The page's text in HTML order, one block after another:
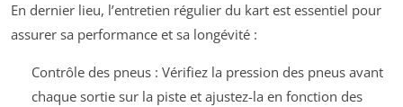
En dernier lieu, l’entretien régulier du kart est essentiel pour
assurer sa performance et sa longévité :
Contrôle des pneus : Vérifiez la pression des pneus avant
chaque sortie sur la piste et ajustez-la en fonction des